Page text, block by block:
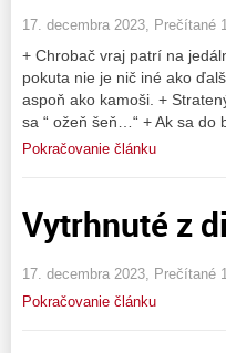
17. decembra 2023, Prečítané
+ Chrobač vraj patrí na
pokuta nie je nič iné ako
aspoň ako kamoši. +
sa “ ožeň šeň…“ + Ak sa do
Pokračovanie článku
Vytrhnuté z
17. decembra 2023, Prečítané
Pokračovanie článku